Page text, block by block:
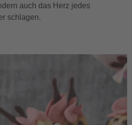
auch das Herz jedes
schlagen.